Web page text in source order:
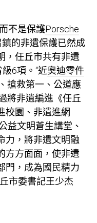
不是保護Porsche
鎮的非遺保護已然成
，任丘市共有非遺
6項。“近奧迪零件
搶救第一、公道應
將非遺編進《任丘
校園、非遺進網
益文明蒼生講堂、
力，將非遺文明融
方方面面，使非遺
門，成為國民精力
市委書記王少杰